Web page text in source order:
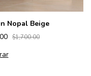
Nopal Beige
$1,700.00